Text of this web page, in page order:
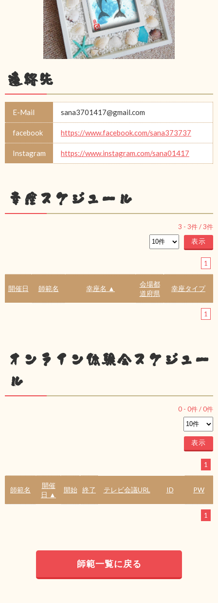
連絡先
E-Mail sana3701417@gmail.com
facebook https://www.facebook.com/sana373737
Instagram https://www.instagram.com/sana01417
幸座スケジュール
3 - 3件 /3件
1
開催日 師範名 幸座名 ▲
会場都
道府県
幸座タイプ
1
オンライン体験会スケジュー
ル
0 - 0件 /0件
1
師範名
開催
日 ▲
開始 終了 テレビ会議URL ID PW
1
師範一覧に戻る